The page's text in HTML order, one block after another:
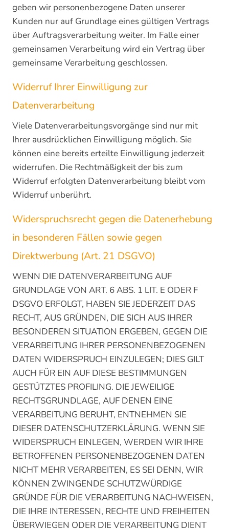
geben wir personenbezogene Daten unserer
Kunden nur auf Grundlage eines gültigen Vertrags
über Auftragsverarbeitung weiter. Im Falle einer
gemeinsamen Verarbeitung wird ein Vertrag über
gemeinsame Verarbeitung geschlossen.
Widerruf Ihrer Einwilligung zur
Datenverarbeitung
Viele Datenverarbeitungsvorgänge sind nur mit
Ihrer ausdrücklichen Einwilligung möglich. Sie
können eine bereits erteilte Einwilligung jederzeit
widerrufen. Die Rechtmäßigkeit der bis zum
Widerruf erfolgten Datenverarbeitung bleibt vom
Widerruf unberührt.
Widerspruchsrecht gegen die Datenerhebung
in besonderen Fällen sowie gegen
Direktwerbung (Art. 21 DSGVO)
WENN DIE DATENVERARBEITUNG AUF
GRUNDLAGE VON ART. 6 ABS. 1 LIT. E ODER F
DSGVO ERFOLGT, HABEN SIE JEDERZEIT DAS
RECHT, AUS GRÜNDEN, DIE SICH AUS IHRER
BESONDEREN SITUATION ERGEBEN, GEGEN DIE
VERARBEITUNG IHRER PERSONENBEZOGENEN
DATEN WIDERSPRUCH EINZULEGEN; DIES GILT
AUCH FÜR EIN AUF DIESE BESTIMMUNGEN
GESTÜTZTES PROFILING. DIE JEWEILIGE
RECHTSGRUNDLAGE, AUF DENEN EINE
VERARBEITUNG BERUHT, ENTNEHMEN SIE
DIESER DATENSCHUTZERKLÄRUNG. WENN SIE
WIDERSPRUCH EINLEGEN, WERDEN WIR IHRE
BETROFFENEN PERSONENBEZOGENEN DATEN
NICHT MEHR VERARBEITEN, ES SEI DENN, WIR
KÖNNEN ZWINGENDE SCHUTZWÜRDIGE
GRÜNDE FÜR DIE VERARBEITUNG NACHWEISEN,
DIE IHRE INTERESSEN, RECHTE UND FREIHEITEN
ÜBERWIEGEN ODER DIE VERARBEITUNG DIENT